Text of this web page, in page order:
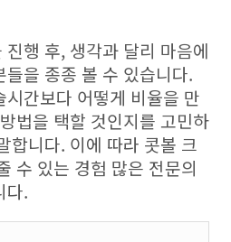
행 후, 생각과 달리 마음에
을 종종 볼 수 있습니다.
간보다 어떻게 비율을 만
법을 택할 것인지를 고민하
합니다. 이에 따라 콧볼 크
수 있는 경험 많은 전문의
다.